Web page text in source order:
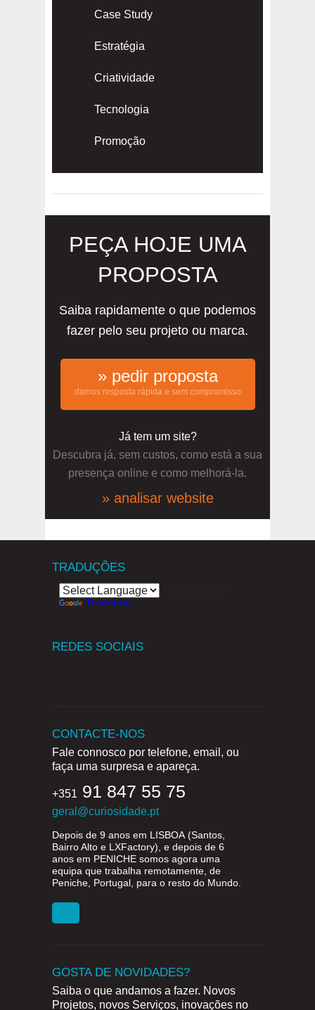
Case Study
Estratégia
Criatividade
Tecnologia
Promoção
PEÇA HOJE UMA
PROPOSTA
Saiba rapidamente o que podemos
fazer pelo seu projeto ou marca.
» pedir proposta
damos resposta rápida e sem compromisso
Já tem um site?
Descubra já, sem custos, como está a sua
presença online e como melhorá-la.
» analisar website
TRADUÇÕES
Translate
REDES SOCIAIS
CONTACTE-NOS
Fale connosco por telefone, email, ou
faça uma surpresa e apareça.
+351 91 847 55 75
geral@curiosidade.pt
Depois de 9 anos em LISBOA(Santos,
Bairro Alto e LXFactory), e depois de 6
anos em PENICHE somos agora uma
equipa que trabalha remotamente, de
Peniche, Portugal, para o resto do Mundo.
GOSTA DE NOVIDADES?
Saiba o que andamos a fazer. Novos
Projetos, novos Serviços, inovações no